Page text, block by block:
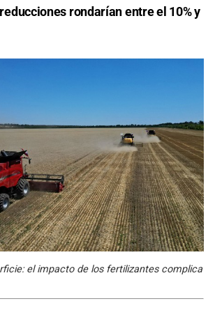
rondarían entre el 10% y
el impacto de los fertilizantes complica